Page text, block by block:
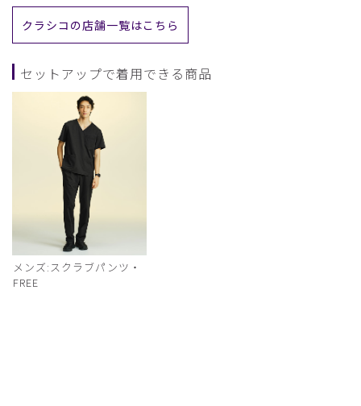
クラシコの店舗一覧はこちら
セットアップで着用できる商品
メンズ:スクラブパンツ・
FREE